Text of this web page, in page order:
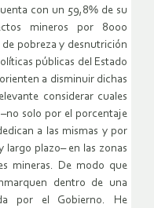
con un 59,8% de su
mineros por 8000
pobreza y desnutrición
públicas del Estado
a disminuir dichas
considerar cuales
solo por el porcentaje
a las mismas y por
largo plazo– en las zonas
mineras. De modo que
dentro de una
por el Gobierno. He